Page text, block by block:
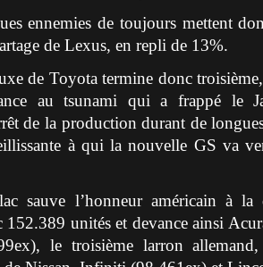
ennemies de toujours mettent
de Lexus, en repli de 13%.
de Toyota termine donc
au tsunami qui a frappé le
de la production durant de
à qui la nouvelle GS va
sauve l’honneur américain à la
152.389 unités et devance ainsi
le troisième larron